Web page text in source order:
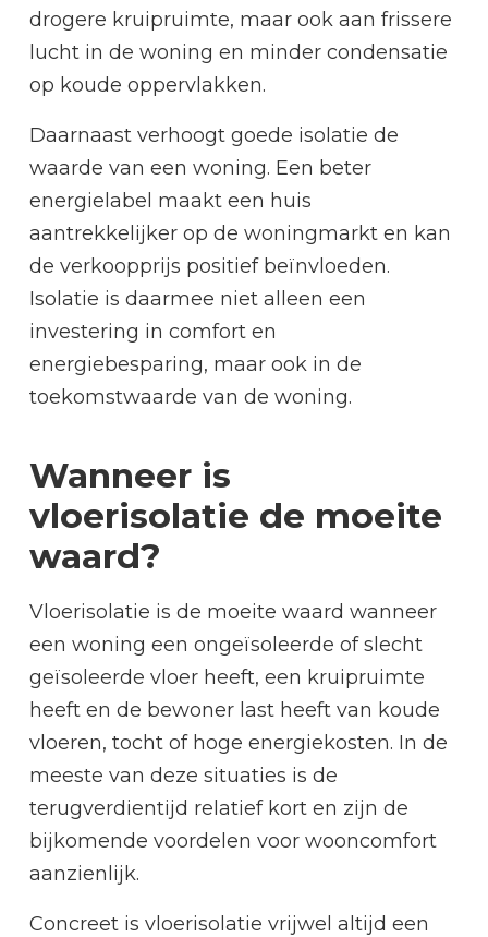
drogere kruipruimte, maar ook aan frissere
lucht in de woning en minder condensatie
op koude oppervlakken.
Daarnaast verhoogt goede isolatie de
waarde van een woning. Een beter
energielabel maakt een huis
aantrekkelijker op de woningmarkt en kan
de verkoopprijs positief beïnvloeden.
Isolatie is daarmee niet alleen een
investering in comfort en
energiebesparing, maar ook in de
toekomstwaarde van de woning.
Wanneer is
vloerisolatie de moeite
waard?
Vloerisolatie is de moeite waard wanneer
een woning een ongeïsoleerde of slecht
geïsoleerde vloer heeft, een kruipruimte
heeft en de bewoner last heeft van koude
vloeren, tocht of hoge energiekosten. In de
meeste van deze situaties is de
terugverdientijd relatief kort en zijn de
bijkomende voordelen voor wooncomfort
aanzienlijk.
Concreet is vloerisolatie vrijwel altijd een